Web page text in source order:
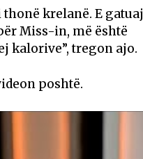
thonë krelanë. E gatuaj
Miss-in, më është
kalorive”, tregon ajo.
poshtë.